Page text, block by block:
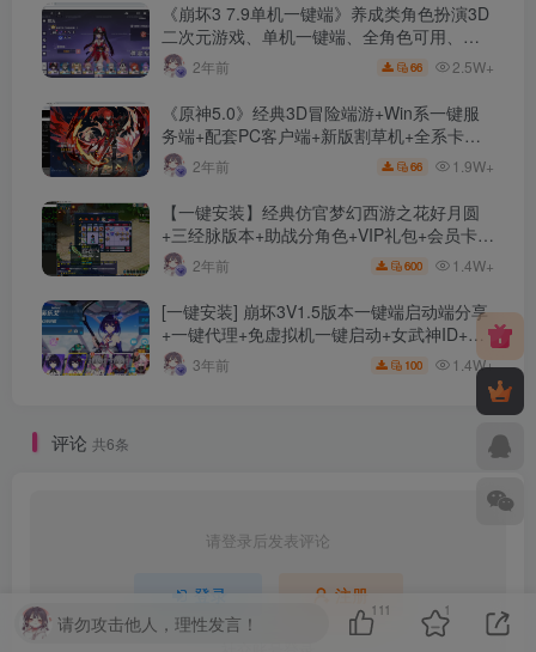
《崩坏3 7.9单机一键端》养成类角色扮演3D
二次元游戏、单机一键端、全角色可用、无
限资源、附带保姆级安装教程
2年前 66 2.5W+
《原神5.0》经典3D冒险端游+Win系一键服
务端+配套PC客户端+新版割草机+全系卡池
文件2年前 66 1.9W+
【一键安装】经典仿官梦幻西游之花好月圆
+三经脉版本+助战分角色+VIP礼包+会员卡
+剧情活动+视频搭建及其他修改资料
2年前 600 1.4W+
[一键安装] 崩坏3V1.5版本一键端启动端分享
+一键代理+免虚拟机一键启动+女武神ID+详
细指令+极简一键修改
3年前 100 1.4W+
评论 共6条
请登录后发表评论
登录 注册
请勿攻击他人，理性发言！
111 1